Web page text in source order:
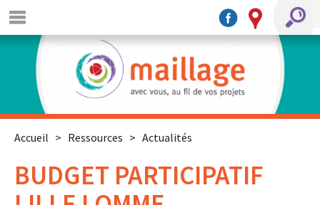
Accueil > Ressources > Actualités
BUDGET PARTICIPATIF